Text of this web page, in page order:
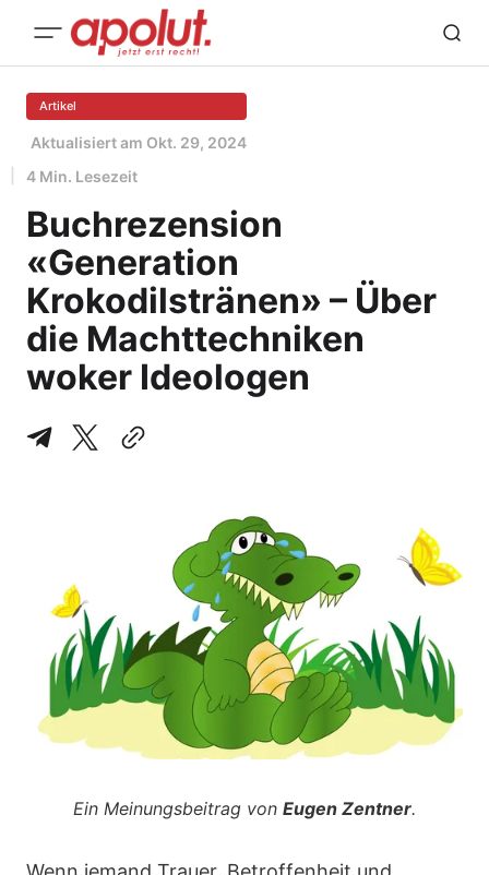
Artikel
Aktualisiert am Okt. 29, 2024
4 Min. Lesezeit
Buchrezension
«Generation
Krokodilstränen» – Über
die Machttechniken
woker Ideologen
Ein Meinungsbeitrag von Eugen Zentner.